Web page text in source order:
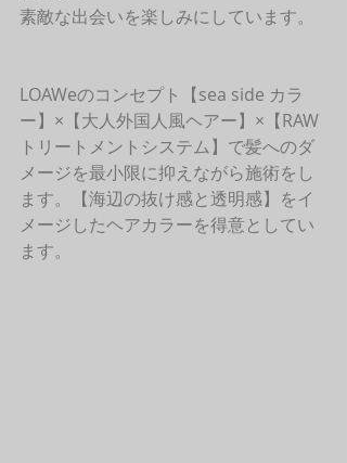
素敵な出会いを楽しみにしています。
LOAWeのコンセプト【sea side カラ
ー】×【大人外国人風ヘアー】×【RAW
トリートメントシステム】で髪へのダ
メージを最小限に抑えながら施術をし
ます。【海辺の抜け感と透明感】をイ
メージしたヘアカラーを得意としてい
ます。